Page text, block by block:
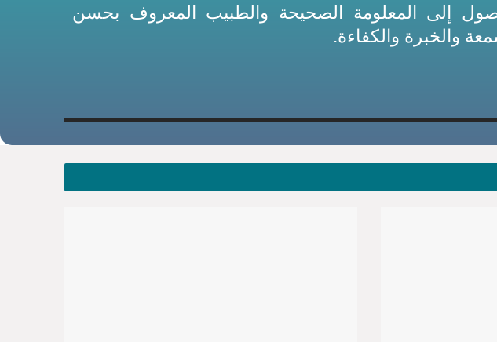
إلى المعلومة الصحيحة والطبيب المعروف بحسن
والخبرة والكفاءة.